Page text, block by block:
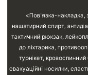
Пов'язка-накладка,
нашатирний спирт,
тактичний рюкзак,
до ліхтарика,
турнікет,
евакуаційні носилки,